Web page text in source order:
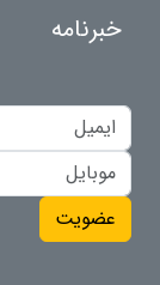
خبرنامه
عضویت